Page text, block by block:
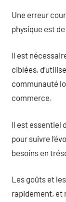
Une erreur
physique est
Il est
ciblées,
communauté
commerce.
Il est essentiel
pour suivre
besoins en
Les goûts et
rapidement, et